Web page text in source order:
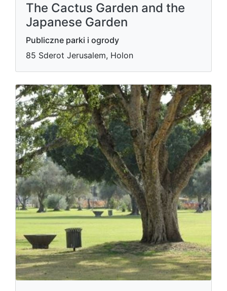
The Cactus Garden and the
Japanese Garden
Publiczne parki i ogrody
85 Sderot Jerusalem, Holon